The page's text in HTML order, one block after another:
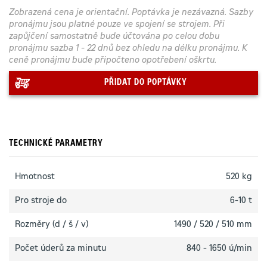
Zobrazená cena je orientační. Poptávka je nezávazná. Sazby
pronájmu jsou platné pouze ve spojení se strojem. Při
zapůjčení samostatně bude účtována po celou dobu
pronájmu sazba 1 - 22 dnů bez ohledu na délku pronájmu. K
ceně pronájmu bude připočteno opotřebení oškrtu.
PŘIDAT DO POPTÁVKY
TECHNICKÉ PARAMETRY
Hmotnost 520 kg
Pro stroje do 6-10 t
Rozměry (d / š / v) 1490 / 520 / 510 mm
Počet úderů za minutu 840 - 1650 ú/min